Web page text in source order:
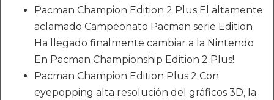
Pacman Champion Edition 2 Plus El altamente
aclamado Campeonato Pacman serie Edition
Ha llegado finalmente cambiar a la Nintendo
En Pacman Championship Edition 2 Plus!
Pacman Champion Edition Plus 2 Con
eyepopping alta resolución del gráficos 3D, la